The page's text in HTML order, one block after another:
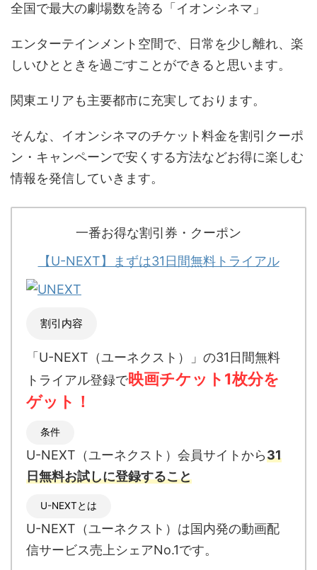
全国で最大の劇場数を誇る「イオンシネマ」
エンターテインメント空間で、日常を少し離れ、楽
しいひとときを過ごすことができると思います。
関東エリアも主要都市に充実しております。
そんな、イオンシネマのチケット料金を割引クーポ
ン・キャンペーンで安くする方法などお得に楽しむ
情報を発信していきます。
一番お得な割引券・クーポン
【U-NEXT】まずは31日間無料トライアル
割引内容
「U-NEXT（ユーネクスト）」の31日間無料
トライアル登録で映画チケット1枚分を
ゲット！
条件
U-NEXT（ユーネクスト）会員サイトから31
日無料お試しに登録すること
U-NEXTとは
U-NEXT（ユーネクスト） は国内発の動画配
信サービス売上シェアNo.1です。